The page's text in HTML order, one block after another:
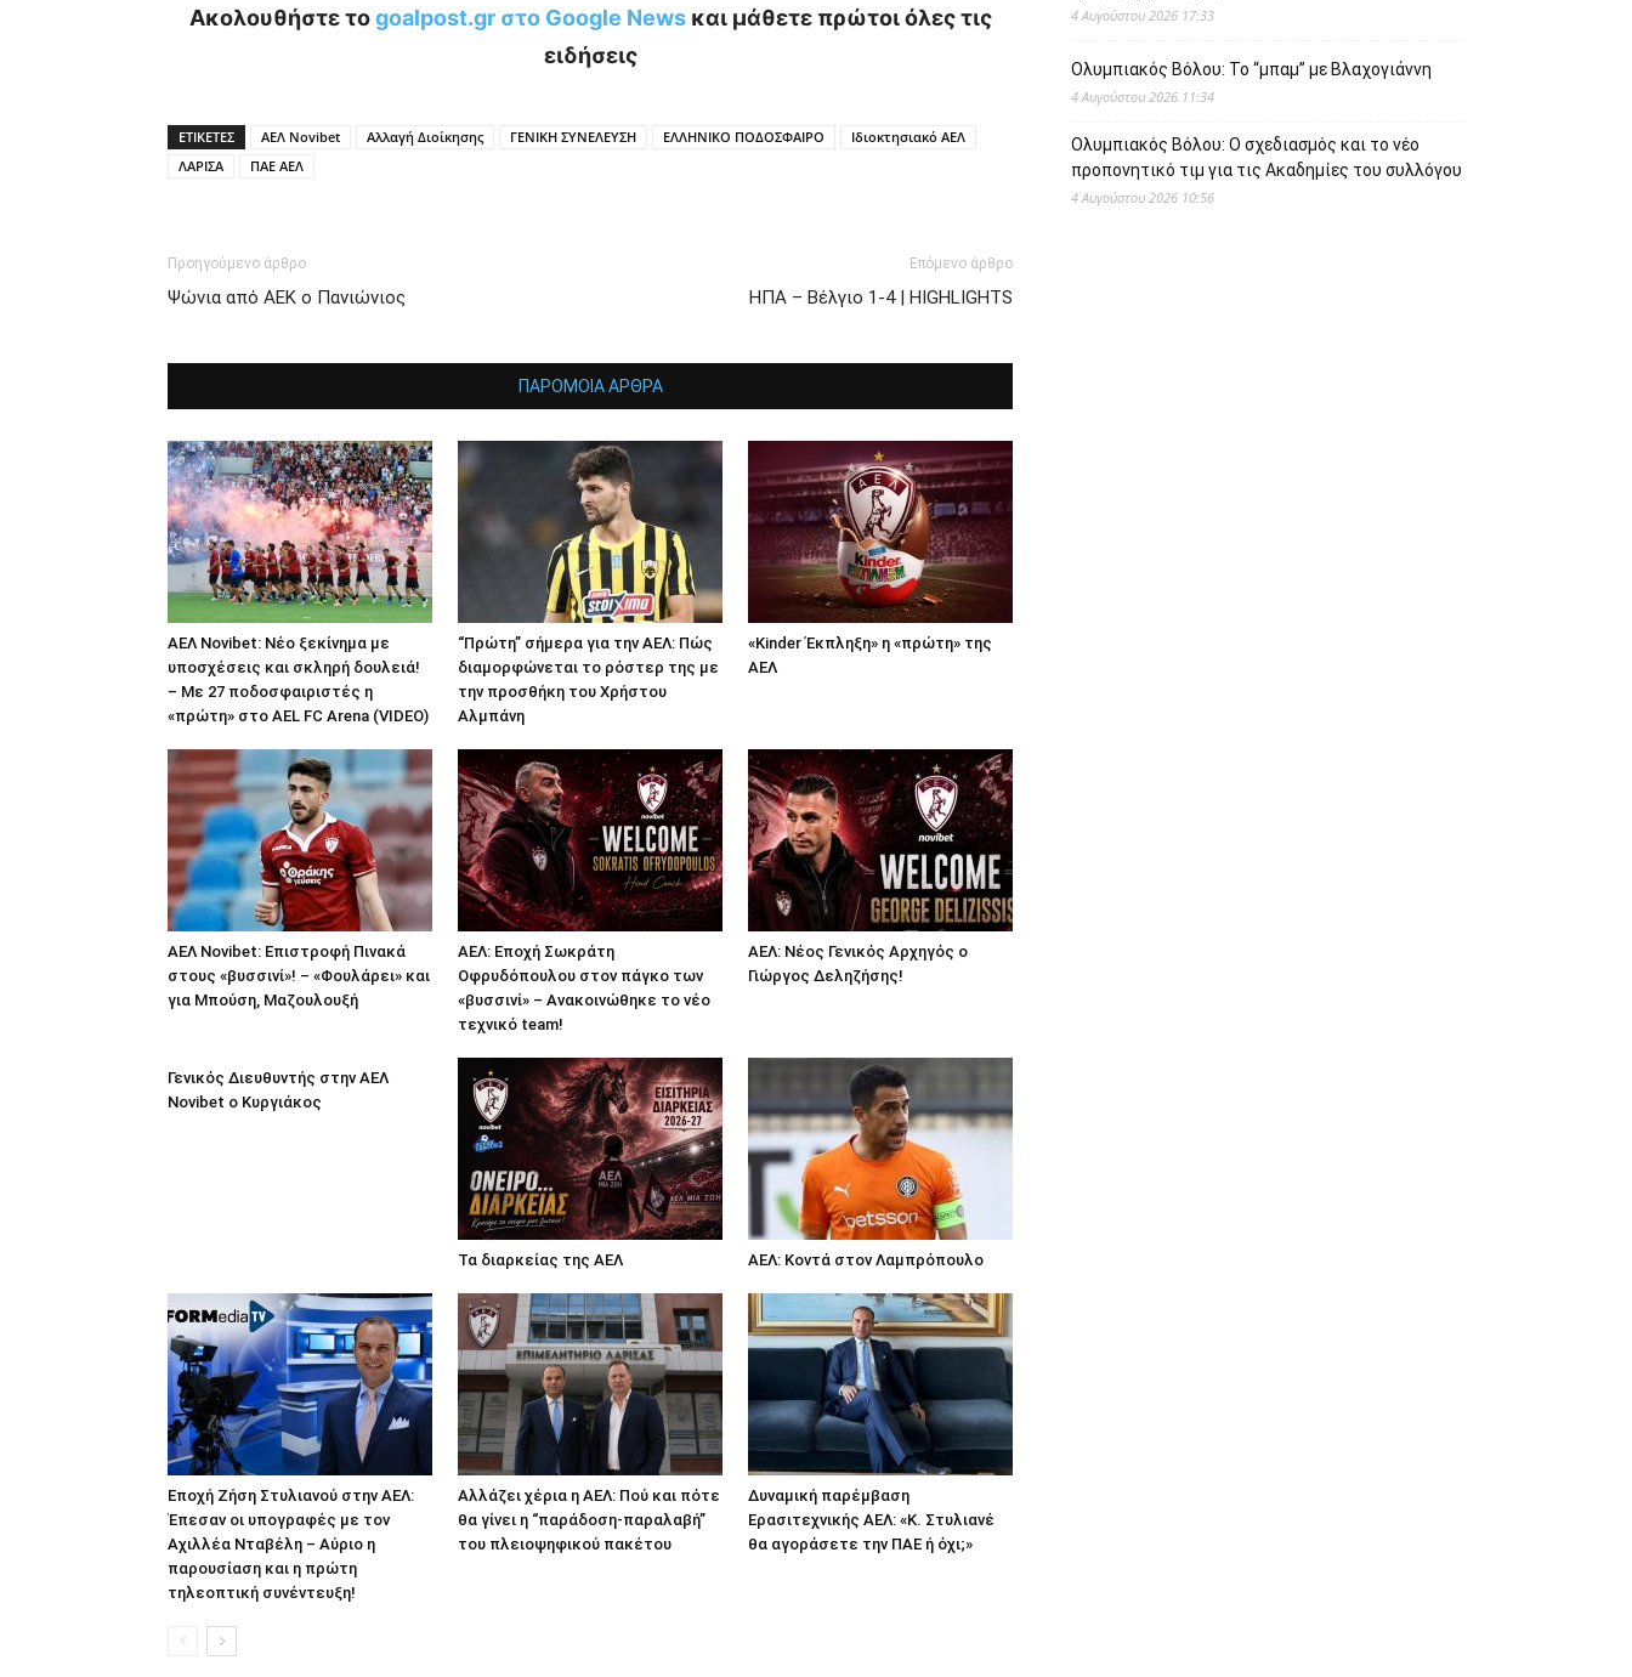
Ακολουθήστε τοgoalpost.gr στο Google Newsκαι μάθετε πρώτοι όλες τις
ειδήσεις
ΕΤΙΚΕΤΕΣ ΑΕΛ Novibet Αλλαγή Διοίκησης ΓΕΝΙΚΗ ΣΥΝΕΛΕΥΣΗ ΕΛΛΗΝΙΚΟ ΠΟΔΟΣΦΑΙΡΟ
Ιδιοκτησιακό ΑΕΛ
ΛΑΡΙΣΑ
ΠΑΕ ΑΕΛ
Προηγούμενο άρθρο
Ψώνια από ΑΕΚ ο Πανιώνιος
Επόμενο άρθρο
ΗΠΑ – Βέλγιο 1-4 | HIGHLIGHTS
ΠΑΡΟΜΟΙΑ ΑΡΘΡΑ
ΑΕΛ Novibet: Νέο ξεκίνημα με
υποσχέσεις και σκληρή δουλειά!
– Με 27 ποδοσφαιριστές η
«πρώτη» στο AEL FC Arena (VIDEO)
“Πρώτη” σήμερα για την ΑΕΛ: Πώς
διαμορφώνεται το ρόστερ της με
την προσθήκη του Χρήστου
Αλμπάνη
«Kinder Έκπληξη» η «πρώτη» της
ΑΕΛ
ΑΕΛ Novibet: Επιστροφή Πινακά
στους «βυσσινί»! – «Φουλάρει» και
για Μπούση, Μαζουλουξή
ΑΕΛ: Εποχή Σωκράτη
Οφρυδόπουλου στον πάγκο των
«βυσσινί» – Ανακοινώθηκε το νέο
τεχνικό team!
ΑΕΛ: Νέος Γενικός Αρχηγός ο
Γιώργος Δεληζήσης!
Γενικός Διευθυντής στην ΑΕΛ
Novibet ο Κυργιάκος
Τα διαρκείας της ΑΕΛ ΑΕΛ: Κοντά στον Λαμπρόπουλο
Εποχή Ζήση Στυλιανού στην ΑΕΛ:
Έπεσαν οι υπογραφές με τον
Αχιλλέα Νταβέλη – Αύριο η
παρουσίαση και η πρώτη
τηλεοπτική συνέντευξη!
Αλλάζει χέρια η ΑΕΛ: Πού και πότε
θα γίνει η “παράδοση-παραλαβή”
του πλειοψηφικού πακέτου
Δυναμική παρέμβαση
Ερασιτεχνικής ΑΕΛ: «Κ. Στυλιανέ
θα αγοράσετε την ΠΑΕ ή όχι;»
4 Αυγούστου 2026 17:33
Ολυμπιακός Βόλου: Το “μπαμ” με Βλαχογιάννη
4 Αυγούστου 2026 11:34
Ολυμπιακός Βόλου: Ο σχεδιασμός και το νέο
προπονητικό τιμ για τις Ακαδημίες του συλλόγου
4 Αυγούστου 2026 10:56